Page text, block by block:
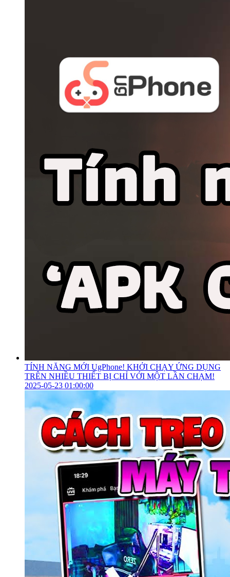
TÍNH NĂNG MỚI UgPhone! KHỞI CHẠY ỨNG DỤNG
TRÊN NHIỀU THIẾT BỊ CHỈ VỚI MỘT LẦN CHẠM!
2025-05-23 01:00:00